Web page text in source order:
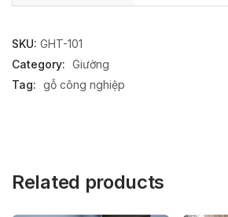
SKU: GHT-101
Category: Giường
Tag: gỗ công nghiệp
Related products